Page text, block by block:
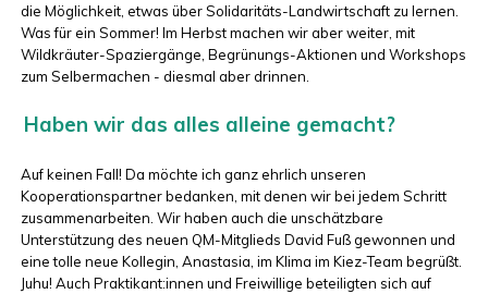
die Möglichkeit, etwas über Solidaritäts-Landwirtschaft zu lernen.
Was für ein Sommer! Im Herbst machen wir aber weiter, mit
Wildkräuter-Spaziergänge, Begrünungs-Aktionen und Workshops
zum Selbermachen - diesmal aber drinnen.
Haben wir das alles alleine gemacht?
Auf keinen Fall! Da möchte ich ganz ehrlich unseren
Kooperationspartner bedanken, mit denen wir bei jedem Schritt
zusammenarbeiten. Wir haben auch die unschätzbare
Unterstützung des neuen QM-Mitglieds David Fuß gewonnen und
eine tolle neue Kollegin, Anastasia, im Klima im Kiez-Team begrüßt.
Juhu! Auch Praktikant:innen und Freiwillige beteiligten sich auf